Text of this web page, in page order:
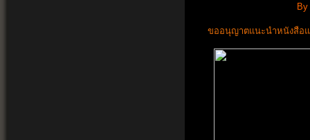
By
ขออนุญาตแนะนำหนังสือ